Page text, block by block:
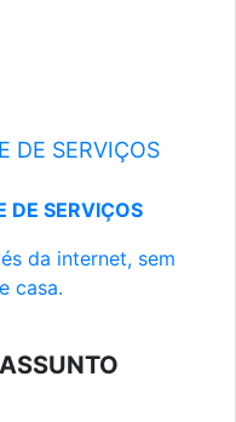
DE SERVIÇOS
DE SERVIÇOS
da internet, sem
casa.